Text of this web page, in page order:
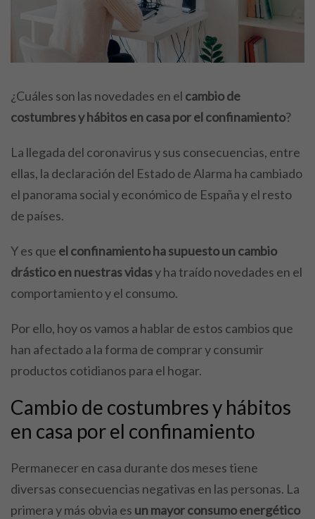
¿Cuáles son las novedades en el cambio de
costumbres y hábitos en casa por el confinamiento?
La llegada del coronavirus y sus consecuencias, entre
ellas, la declaración del Estado de Alarma ha cambiado
el panorama social y económico de España y el resto
de países.
Y es que el confinamiento ha supuesto un cambio
drástico en nuestras vidasy ha traído novedades en el
comportamiento y el consumo.
Por ello, hoy os vamos a hablar de estos cambios que
han afectado a la forma de comprar y consumir
productos cotidianos para el hogar.
Cambio de costumbres y hábitos
en casa por el confinamiento
Permanecer en casa durante dos meses tiene
diversas consecuencias negativas en las personas. La
primera y más obvia es un mayor consumo energético